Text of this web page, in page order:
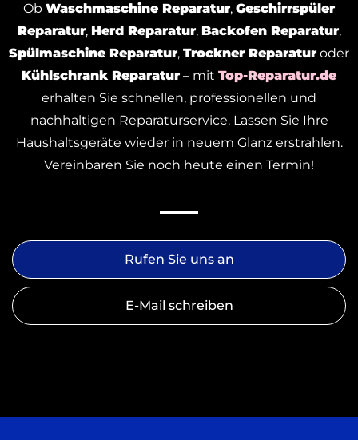
Ob Waschmaschine Reparatur, Geschirrspüler
Reparatur, Herd Reparatur, Backofen Reparatur,
Spülmaschine Reparatur, Trockner Reparatur oder
Kühlschrank Reparatur – mit Top-Reparatur.de
erhalten Sie schnellen, professionellen und
nachhaltigen Reparaturservice. Lassen Sie Ihre
Haushaltsgeräte wieder in neuem Glanz erstrahlen.
Vereinbaren Sie noch heute einen Termin!
Rufen Sie uns an
E-Mail schreiben